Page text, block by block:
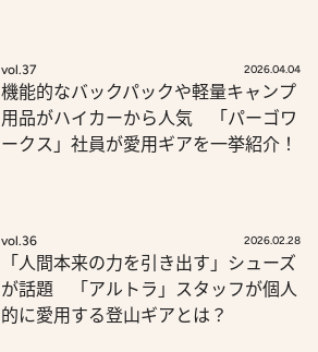
vol.37 2026.04.04
機能的なバックパックや軽量キャンプ
用品がハイカーから人気 「パーゴワ
ークス」社員が愛用ギアを一挙紹介！
vol.36 2026.02.28
「人間本来の力を引き出す」シューズ
が話題 「アルトラ」スタッフが個人
的に愛用する登山ギアとは？